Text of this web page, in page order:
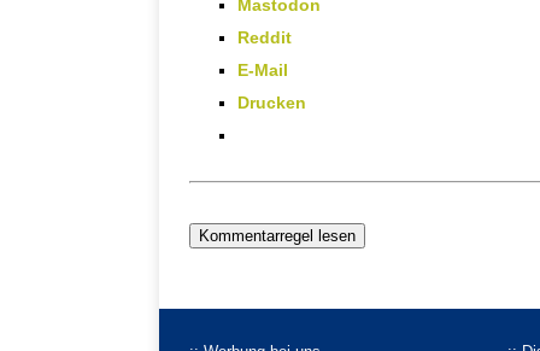
Mastodon
Reddit
E-Mail
Drucken
Kommentarregel lesen